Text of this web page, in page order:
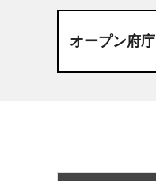
オープン府庁